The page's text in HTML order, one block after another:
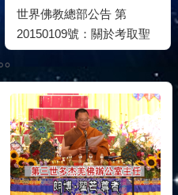
世界佛教總部公告 第
20150109號：關於考取聖
德的重要通報